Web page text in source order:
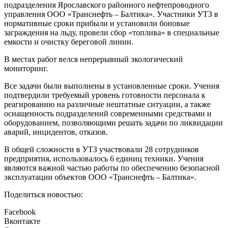
подразделения Ярославского районного нефтепроводного
управления ООО «Транснефть – Балтика». Участники УТЗ в
нормативные сроки прибыли и установили боновые
заграждения на льду, провели сбор «топлива» в специальные
емкости и очистку береговой линии.
В местах работ велся непрерывный экологический
мониторинг.
Все задачи были выполнены в установленные сроки. Учения
подтвердили требуемый уровень готовности персонала к
реагированию на различные нештатные ситуации, а также
оснащенность подразделений современными средствами и
оборудованием, позволяющими решать задачи по ликвидации
аварий, инцидентов, отказов.
В общей сложности в УТЗ участвовали 28 сотрудников
предприятия, использовалось 6 единиц техники. Учения
являются важной частью работы по обеспечению безопасной
эксплуатации объектов ООО «Транснефть – Балтика».
Поделиться новостью:
Facebook
Вконтакте